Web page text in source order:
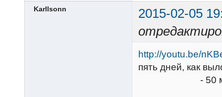
Karllsonn
2015-02-05
http://youtu.be/
пять дней, как
- 50 минут